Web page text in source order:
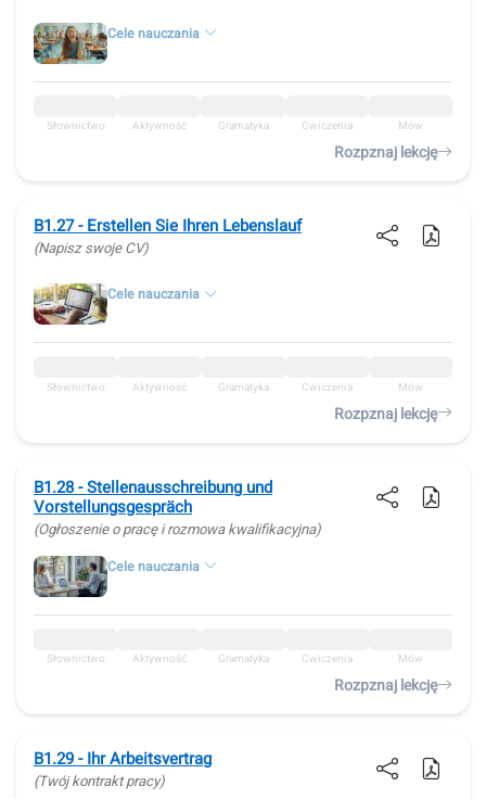
Cele nauczania
Słownictwo Aktywność Gramatyka Ćwiczenia Mów
Rozpznaj lekcję
B1.27 - Erstellen Sie Ihren Lebenslauf
(Napisz swoje CV)
Cele nauczania
Słownictwo Aktywność Gramatyka Ćwiczenia Mów
Rozpznaj lekcję
B1.28 - Stellenausschreibung und
Vorstellungsgespräch
(Ogłoszenie o pracę i rozmowa kwalifikacyjna)
Cele nauczania
Słownictwo Aktywność Gramatyka Ćwiczenia Mów
Rozpznaj lekcję
B1.29 - Ihr Arbeitsvertrag
(Twój kontrakt pracy)